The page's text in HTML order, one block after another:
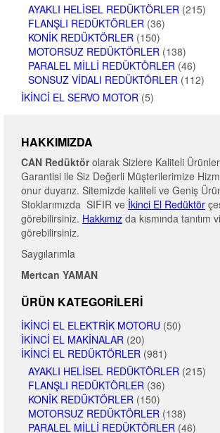
AYAKLI HELISEL REDÜKTÖRLER (215)
FLANŞLI REDÜKTÖRLER (36)
KONIK REDÜKTÖRLER (150)
MOTORSUZ REDÜKTÖRLER (138)
PARALEL MILLI REDÜKTÖRLER (46)
SONSUZ VIDALI REDÜKTÖRLER (112)
İKINCI EL SERVO MOTOR (5)
HAKKIMIZDA
CAN Redüktörolarak Sizlere Kaliteli
Garantisi ile Siz Değerli Müşterilerimize
onur duyarız. Sitemizde kaliteli ve Geniş
Stoklarımızda SIFIR ve İkinci El Redüktör
görebilirsiniz. Hakkımız da kısmında tanıtım
görebilirsiniz.
Saygılarımla
Mertcan YAMAN
ÜRÜN KATEGORILERI
İKINCI EL ELEKTRIK MOTORU (50)
İKINCI EL MAKINALAR (20)
İKINCI EL REDÜKTÖRLER (981)
AYAKLI HELISEL REDÜKTÖRLER (215)
FLANŞLI REDÜKTÖRLER (36)
KONIK REDÜKTÖRLER (150)
MOTORSUZ REDÜKTÖRLER (138)
PARALEL MILLI REDÜKTÖRLER (46)